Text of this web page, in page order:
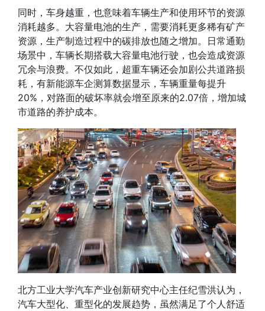
同时， 车身越重，也意味着车辆生产和使用环节的资源
消耗越多。大容量电池的生产，需要消耗更多稀有矿产
资源，生产制造过程中的碳排放也随之增加。日常通勤
场景中，车辆长期搭载大容量电池行驶，也会造成资源
冗余与浪费。不仅如此， 超重车辆还会加剧公共道路损
耗 ，有新能源车企测算数据显示，车辆重量每提升
20%，对路面的破坏率就会增至原来的2.07倍，增加城
市道路的养护成本。
北方工业大学汽车产业创新研究中心主任纪雪洪认为，
汽车大型化、重型化的发展趋势， 虽然满足了个人舒适